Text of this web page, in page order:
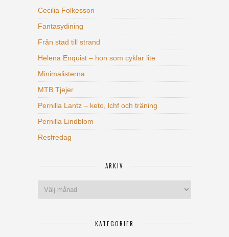
Cecilia Folkesson
Fantasydining
Från stad till strand
Helena Enquist – hon som cyklar lite
Minimalisterna
MTB Tjejer
Pernilla Lantz – keto, lchf och träning
Pernilla Lindblom
Resfredag
ARKIV
KATEGORIER